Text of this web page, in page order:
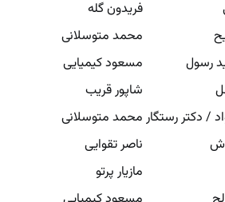
فریدون گله
محمد متوسلانی
رسول
مسعود کیمیایی
شاپور قریب
/ دکتر رستگار محمد متوسلانی
ناصر تقوایی
مازیار پرتو